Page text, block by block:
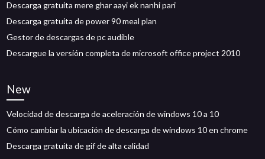
Descarga gratuita mere ghar aayi ek nanhi pari
Descarga gratuita de power 90 meal plan
Gestor de descargas de pc audible
Descargue la versión completa de microsoft office project 2010
New
Velocidad de descarga de aceleración de windows 10 a 10
Cómo cambiar la ubicación de descarga de windows 10 en chrome
Descarga gratuita de gif de alta calidad